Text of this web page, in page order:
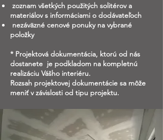
zoznam všetkých použitých solitérov a
materiálov s informáciami o dodávateľoch
nezáväzné cenové ponuky na vybrané
položky
* Projektová dokumentácia, ktorú od nás
dostanete je podkladom na kompletnú
realizáciu Vášho interiéru.
Rozsah projektovej dokumentácie sa môže
meniť v závislosti od tipu projektu.